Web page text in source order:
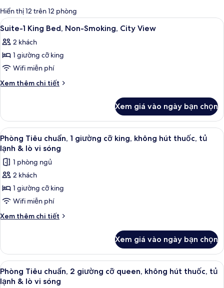
có
thể
dùng
để
lọc
tìm
phòng
Hiển thị 12 trên 12 phòng
Xem
tất
cả
ảnh
Suite-
1
Non-
Smoking,
City
View
Bộ đồ giường cao cấp, két bảo mật
26
Suite-1 King Bed, Non-Smoking, City View
2 khách
1 giường cỡ king
Wifi miễn phí
Xem thêm chi tiết
Chi
Suite-
King
Bed,
Non-
Smoking,
City
Xem giá vào ngày bạn chọn
Xem
tất
cả
ảnh
Phòng
Tiêu
chuẩn,
1
king,
không
hút
thuốc,
Phòng Tiêu chuẩn, 1 giường cỡ
5
Phòng Tiêu chuẩn, 1 giường cỡ king, không hút thuốc, tủ
lạnh & lò vi sóng
1 phòng ngủ
2 khách
1 giường cỡ king
Wifi miễn phí
Xem thêm chi tiết
Chi
Phòng
Tiêu
chuẩn,
1
Xem giá vào ngày bạn chọn
Xem
tất
Bộ đồ giường cao cấp, két bảo mật
5
Phòng Tiêu chuẩn, 2 giường cỡ queen, không hút thuốc, tủ
lạnh & lò vi sóng